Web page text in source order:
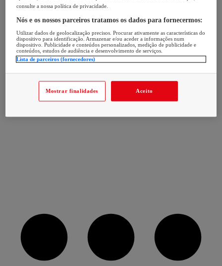
consulte a nossa política de privacidade.
Nós e os nossos parceiros tratamos os dados para fornecermos:
Utilizar dados de geolocalização precisos. Procurar ativamente as características do
dispositivo para identificação. Armazenar e/ou aceder a informações num
dispositivo. Publicidade e conteúdos personalizados, medição de publicidade e
conteúdos, estudos de audiência e desenvolvimento de serviços.
Lista de parceiros (fornecedores)
Mostrar finalidades Aceito